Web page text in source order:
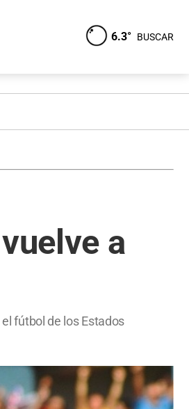
6.3° BUSCAR
a
fútbol de los Estados